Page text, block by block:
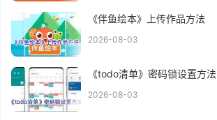
《伴鱼绘本》上传作品方法
2026-08-03
《todo清单》密码锁设置方法
2026-08-03